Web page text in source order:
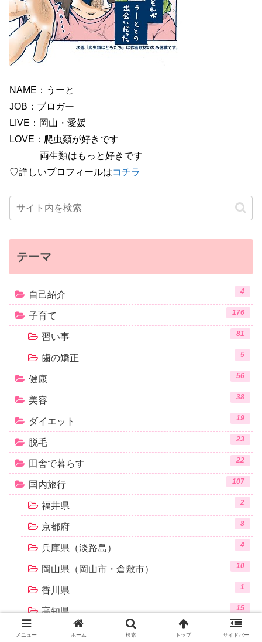
NAME：うーと
JOB：ブロガー
LIVE：岡山・愛媛
LOVE：爬虫類が好きです
両生類はもっと好きです
♡詳しいプロフィールはコチラ
テーマ
自己紹介 4
子育て 176
習い事 81
歯の矯正 5
健康 56
美容 38
ダイエット 19
脱毛 23
田舎で暮らす 22
国内旅行 107
福井県 2
京都府 8
兵庫県（淡路島） 4
岡山県（岡山市・倉敷市） 10
香川県 1
高知県 15
沖縄県（本島） 27
メニュー ホーム 検索 トップ サイドバー